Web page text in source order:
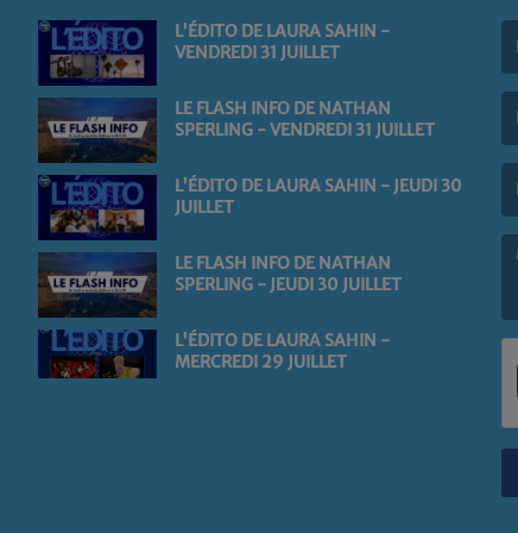
L'ÉDITO DE LAURA SAHIN -
VENDREDI 31 JUILLET
LE FLASH INFO DE NATHAN
SPERLING - VENDREDI 31 JUILLET
L'ÉDITO DE LAURA SAHIN - JEUDI 30
JUILLET
LE FLASH INFO DE NATHAN
SPERLING - JEUDI 30 JUILLET
L'ÉDITO DE LAURA SAHIN -
MERCREDI 29 JUILLET